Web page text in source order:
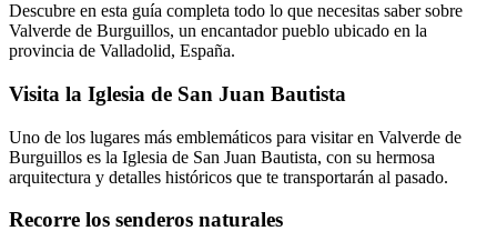
Descubre en esta guía completa todo lo que necesitas saber sobre
Valverde de Burguillos, un encantador pueblo ubicado en la
provincia de Valladolid, España.
Visita la Iglesia de San Juan Bautista
Uno de los lugares más emblemáticos para visitar en Valverde de
Burguillos es la Iglesia de San Juan Bautista, con su hermosa
arquitectura y detalles históricos que te transportarán al pasado.
Recorre los senderos naturales